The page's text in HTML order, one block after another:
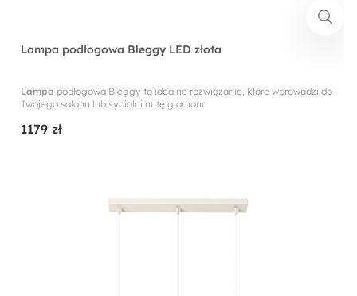
Lampa podłogowa Bleggy LED złota
Lampa podłogowa Bleggy to idealne rozwiązanie, które wprowadzi do
Twojego salonu lub sypialni nutę glamour
1179 zł